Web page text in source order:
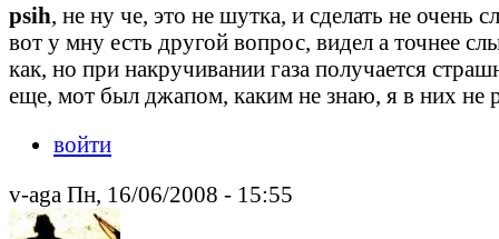
psih, не ну че, это не шутка, и сделать не очень
вот у мну есть другой вопрос, видел а точнее
как, но при накручивании газа получается
еще, мот был джапом, каким не знаю, я в них не
войти
v-aga Пн, 16/06/2008 - 15:55